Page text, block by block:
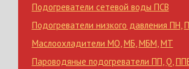
Подогреватели сетевой воды ПСВ
Подогреватели низкого давления ПН,
Маслоохладители МО,МБ,МБМ,МТ
Пароводяные подогреватели ПП,Q,